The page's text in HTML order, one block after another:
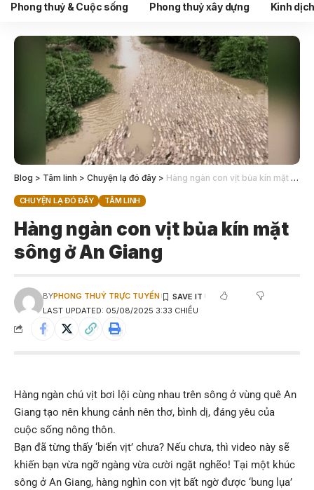
Phong thuỷ & Cuộc sống Phong thuỷ xây dựng Kinh
Blog > Tâm linh > Chuyện lạ đó đây > Hàng ngàn con vịt bủa kín mặt sông ở An Giang
CHUYỆN LẠ ĐÓ ĐÂY TÂM LINH
Hàng ngàn con vịt bủa kín mặt
sông ở An Giang
LAST UPDATED: 05/08/2025 3:33 CHIỀU
BYPHONG THUỶ TRỰC TUYẾN
Hàng ngàn chú vịt bơi lội cùng nhau trên sông ở vùng quê An
Giang tạo nên khung cảnh nên thơ, bình dị, đáng yêu của
cuộc sống nông thôn.
Bạn đã từng thấy ‘biển vịt’ chưa? Nếu chưa, thì video này sẽ
khiến bạn vừa ngỡ ngàng vừa cười ngặt nghẽo! Tại một khúc
sông ở An Giang, hàng nghìn con vịt bất ngờ được ‘bung lụa’